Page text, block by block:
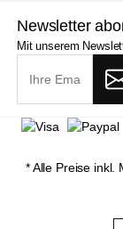
Newsletter
Mit unserem
* Alle Preise inkl.